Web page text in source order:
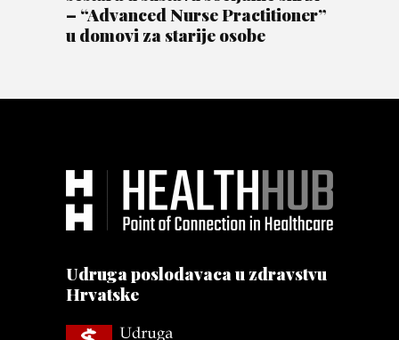
– “Advanced Nurse Practitioner”
u domovi za starije osobe
Udruga poslodavaca u zdravstvu
Hrvatske